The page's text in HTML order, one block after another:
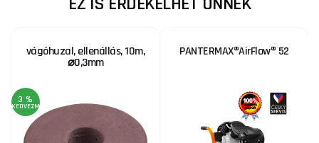
vágóhuzal, ellenállás, 10m,
⌀0,3mm
3 %
KEDVEZMÉNY
PANTERMAX®AirFlow® 52